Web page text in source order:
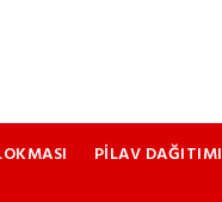
PILAV DAĞITIMI